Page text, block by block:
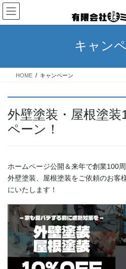
コ
ン
テ
ス
ナ
ビ
ゲ
ン
キャン
HOME キャンペーン
外壁塗装・屋根塗装
ペーン！
ホームページ公開＆来年で創業100周
外壁塗装、屋根塗装をご依頼のお客
にいたします！